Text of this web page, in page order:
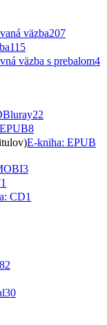
väzba207
115
väzba s prebalom4
22
8
E-kniha: EPUB
3
1
CD1
30